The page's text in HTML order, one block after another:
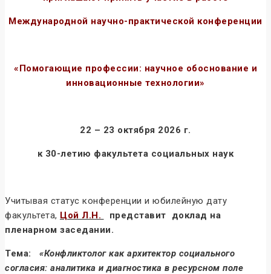
Международной научно-практической конференции
«Помогающие профессии: научное обоснование и
инновационные технологии»
22 – 23 октября 2026 г.
к 30-летию факультета социальных наук
Учитывая статус конференции и юбилейную дату
факультета, Цой Л.Н.
представит доклад на
пленарном заседании.
Тема:
«Конфликтолог как архитектор социального
согласия: аналитика и диагностика в ресурсном поле